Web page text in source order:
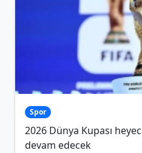
Spor
2026 Dünya Kupası
devam edecek